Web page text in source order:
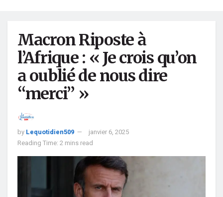
Macron Riposte à
l’Afrique : « Je crois qu’on
a oublié de nous dire
“merci” »
by Lequotidien509
janvier 6, 2025
Reading Time: 2 mins read